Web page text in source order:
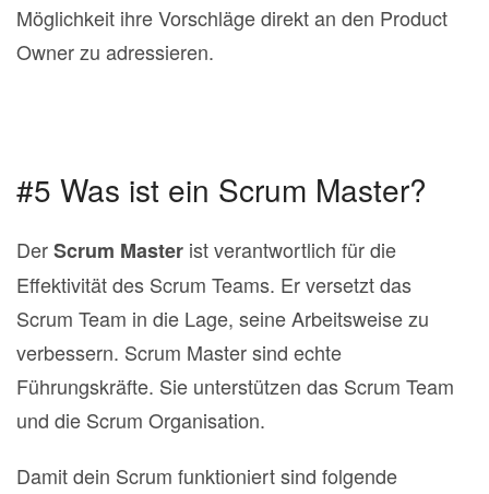
Möglichkeit ihre Vorschläge direkt an den Product
Owner zu adressieren.
#5 Was ist ein Scrum Master?
DerScrum Master ist verantwortlich für die
Effektivität des Scrum Teams. Er versetzt das
Scrum Team in die Lage, seine Arbeitsweise zu
verbessern. Scrum Master sind echte
Führungskräfte. Sie unterstützen das Scrum Team
und die Scrum Organisation.
Damit dein Scrum funktioniert sind folgende